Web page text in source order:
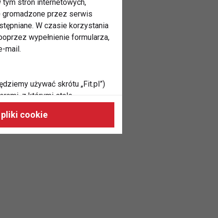
tym stron internetowych,
gromadzone przez serwis
W czasie korzystania
wypełnienie formularza,
mail.
używać skrótu „Fit.pl”)
z którymi stale
oraz do
odpowiadać Twoim
cookie